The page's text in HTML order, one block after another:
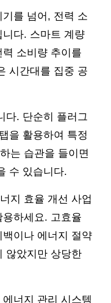
를 넘어, 전력 소
다. 스마트 계량
소비량 추이를
시간대를 집중 공
다. 단순히 플러그
을 활용하여 특정
는 습관을 들이면
수 있습니다.
지 효율 개선 사업
하세요. 고효율
이나 에너지 절약
않았지만 상당한
너지 관리 시스템